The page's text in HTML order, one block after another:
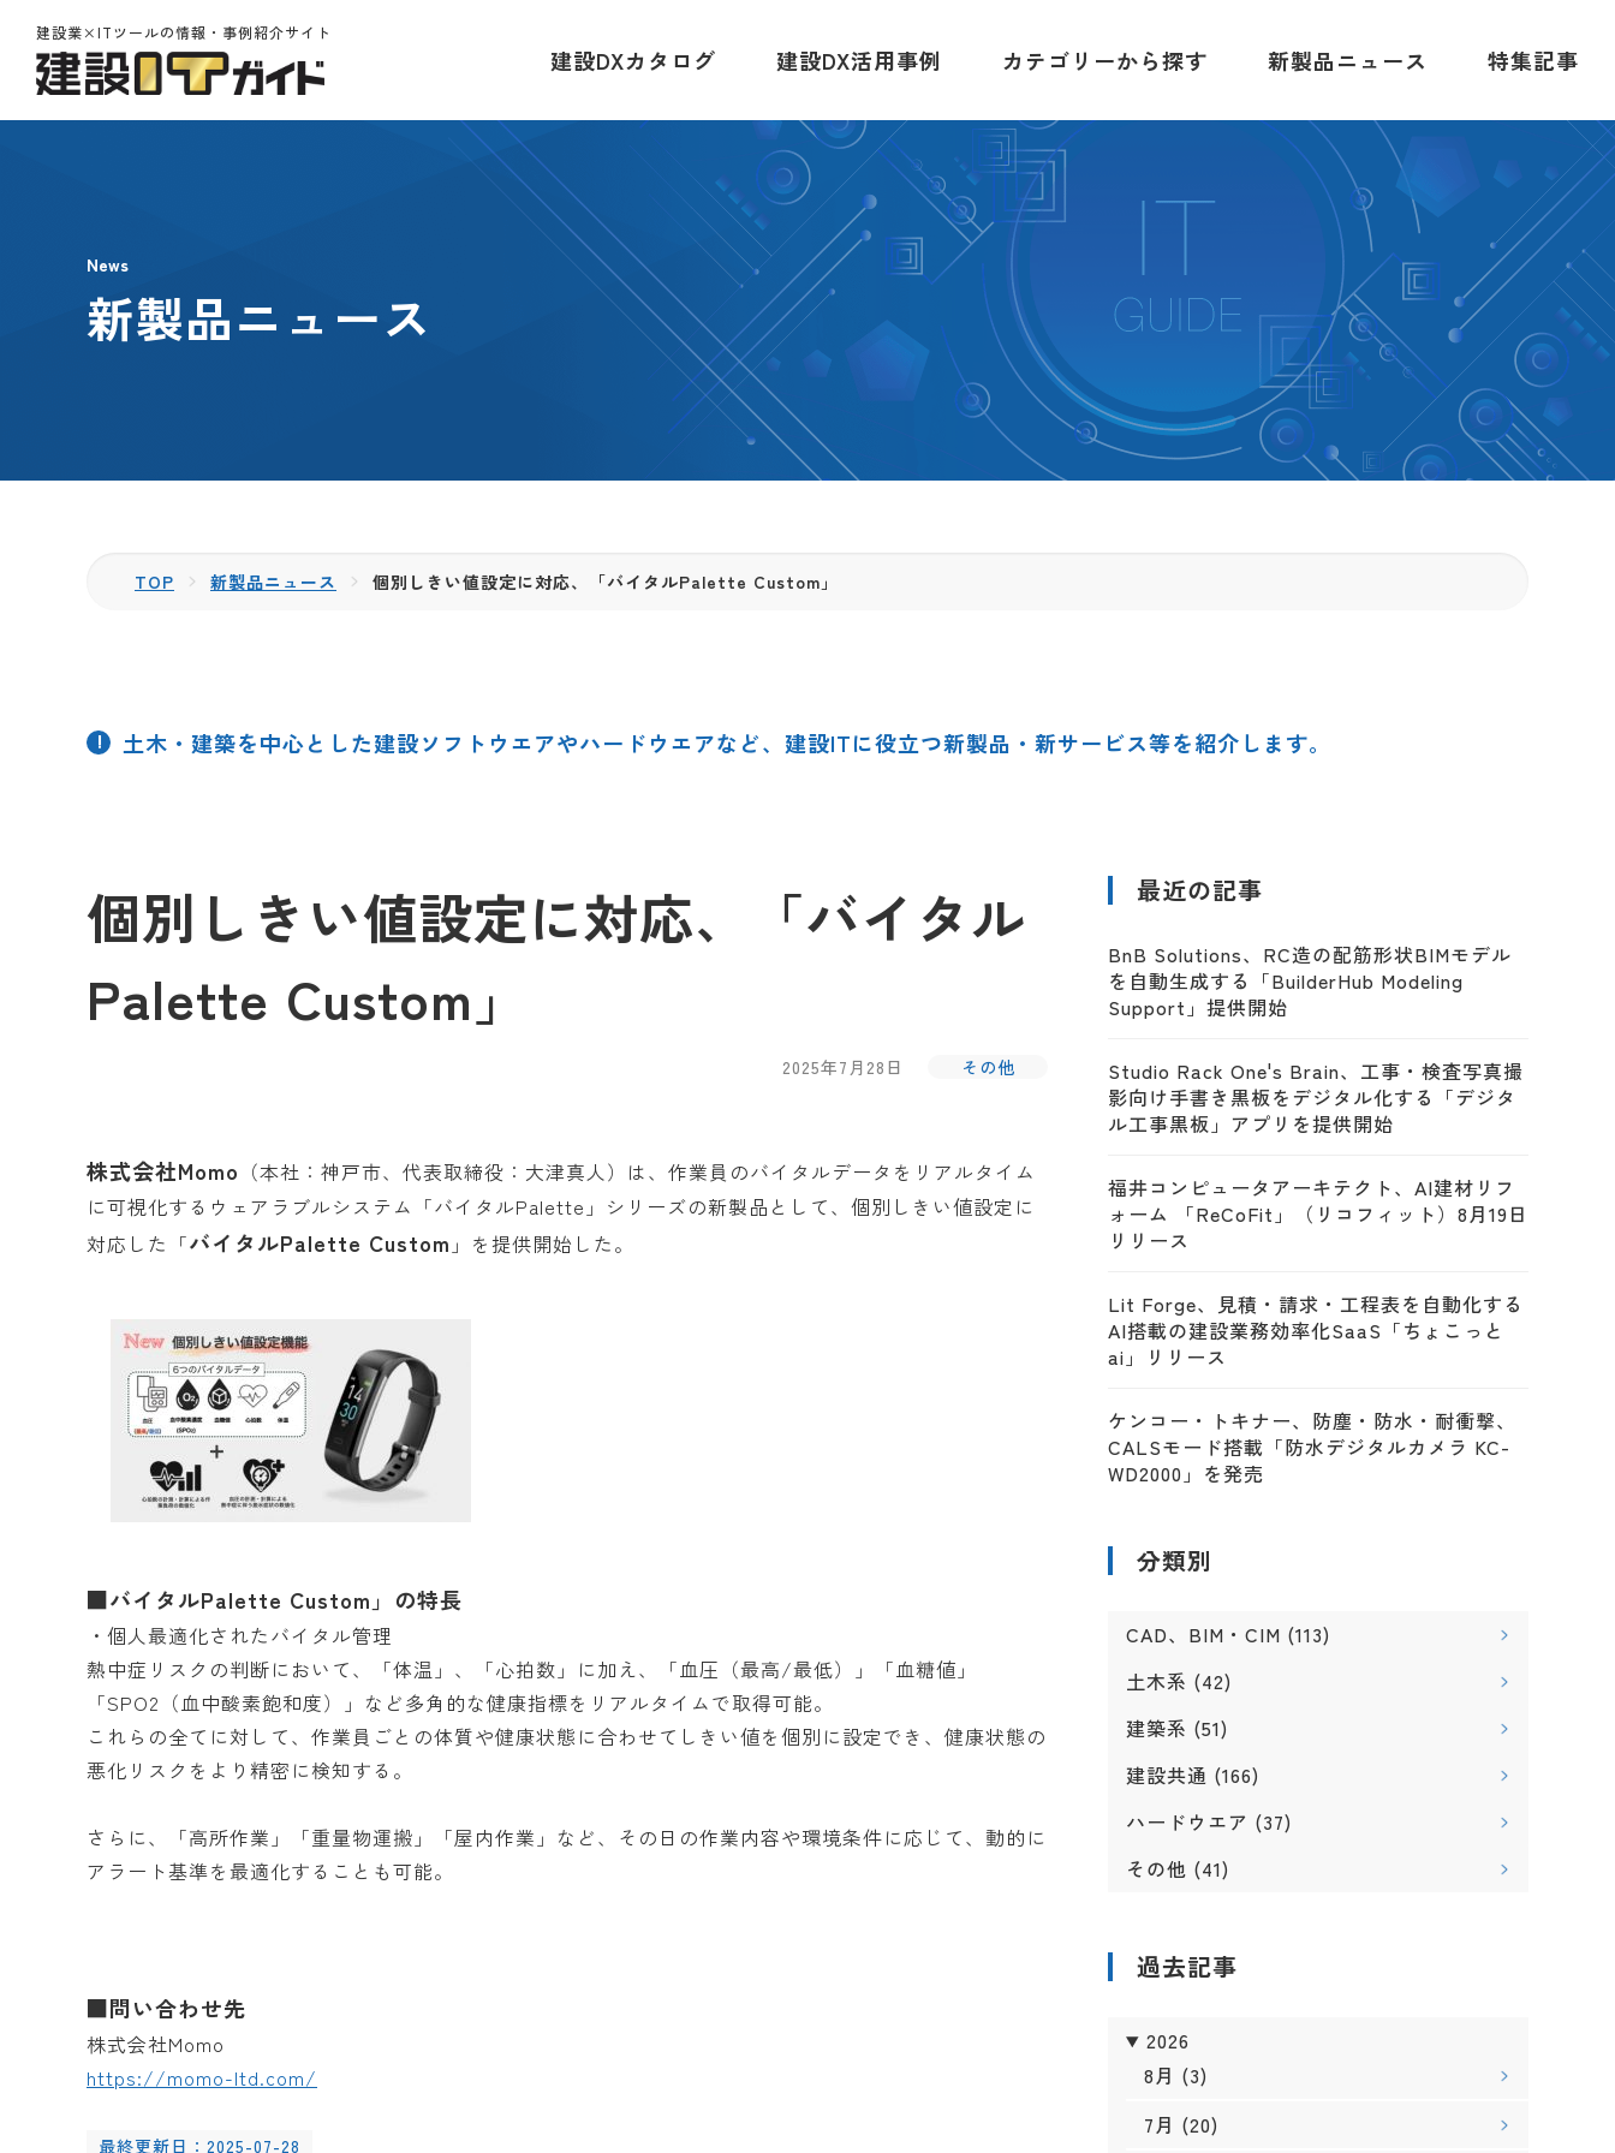
建設業×ITツールの情報・事例紹介サイト
建設DXカタログ 建設DX活用事例 カテゴリーから探す 新製品ニュース 特集記事
News
新製品ニュース
TOP 新製品ニュース 個別しきい値設定に対応、「バイタルPalette Custom」
土木・建築を中心とした建設ソフトウエアやハードウエアなど、建設ITに役立つ新製品・新サービス等を紹介します。
個別しきい値設定に対応、「バイタル
Palette Custom」
2025年7月28日 その他
株式会社Momo （本社：神戸市、代表取締役：大津真人）は、作業員のバイタルデータをリアルタイム
に可視化するウェアラブルシステム「バイタルPalette」シリーズの新製品として、個別しきい値設定に
対応した「バイタルPalette Custom 」を提供開始した。
■バイタルPalette Custom」の特長
・個人最適化されたバイタル管理
熱中症リスクの判断において、「体温」、「心拍数」に加え、「血圧（最高/最低）」「血糖値」
「SPO2（血中酸素飽和度）」など多角的な健康指標をリアルタイムで取得可能。
これらの全てに対して、作業員ごとの体質や健康状態に合わせてしきい値を個別に設定でき、健康状態の
悪化リスクをより精密に検知する。
さらに、「高所作業」「重量物運搬」「屋内作業」など、その日の作業内容や環境条件に応じて、動的に
アラート基準を最適化することも可能。
■問い合わせ先
株式会社Momo
https://momo-ltd.com/
最終更新日：2025-07-28
最近の記事
BnB Solutions、RC造の配筋形状BIMモデル
を自動生成する「BuilderHub Modeling
Support」提供開始
Studio Rack One's Brain、工事・検査写真撮
影向け手書き黒板をデジタル化する「デジタ
ル工事黒板」アプリを提供開始
福井コンピュータアーキテクト、AI建材リフ
ォーム 「ReCoFit」（リコフィット）8月19日
リリース
Lit Forge、見積・請求・工程表を自動化する
AI搭載の建設業務効率化SaaS「ちょこっと
ai」リリース
ケンコー・トキナー、防塵・防水・耐衝撃、
CALSモード搭載「防水デジタルカメラ KC-
WD2000」を発売
分類別
CAD、BIM・CIM (113)
土木系 (42)
建築系 (51)
建設共通 (166)
ハードウエア (37)
その他 (41)
過去記事
2026
8月 (3)
7月 (20)